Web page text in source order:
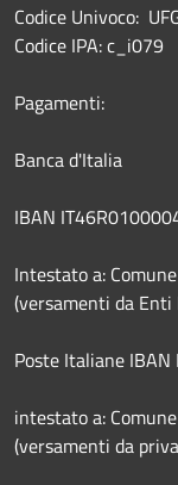
Codice Univoco:
Codice IPA: c_i079
Pagamenti:
Banca d'Italia
IBAN
Intestato a:
(versamenti da Enti
Poste Italiane
intestato a:
(versamenti da